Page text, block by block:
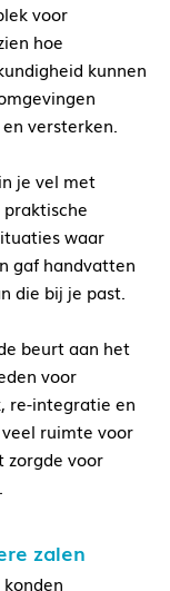
voor
hoe
kunnen
versterken.
je vel met
waar
gaf handvatten
die bij je past.
beurt aan het
voor
re-integratie en
ruimte voor
zorgde voor
zalen